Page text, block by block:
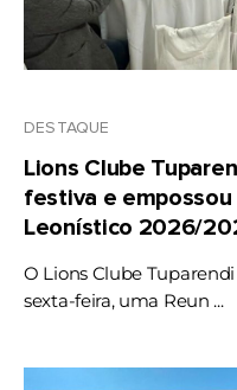
DESTAQUE
Lions Clube
festiva e
Leonístico 2026/
O Lions Clube
sexta-feira, uma Reun ...